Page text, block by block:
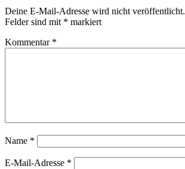
Deine E-Mail-Adresse wird nicht veröffentlicht.
Felder sind mit * markiert
Kommentar *
Name *
E-Mail-Adresse *